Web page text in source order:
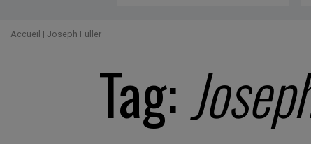
Accueil | Joseph Fuller
Tag: